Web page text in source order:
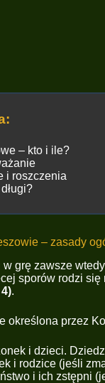
– kto i ile?
i roszczenia
– zasady
grę zawsze
sporów rodzi
.
określona przez
i dzieci.
i rodzice (jeśli
i ich zstępni